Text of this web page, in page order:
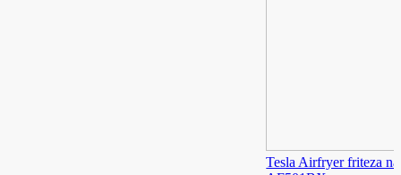
Tesla Airfryer friteza